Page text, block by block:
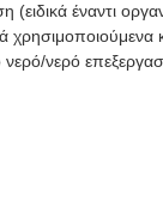
έναντι
νερό